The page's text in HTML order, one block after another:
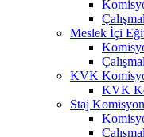
Meslek İçi
KVK
KVK
Staj